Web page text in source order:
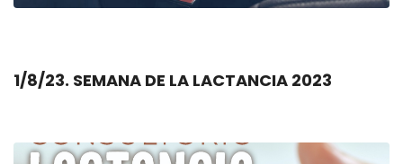
1/8/23. SEMANA DE LA LACTANCIA 2023